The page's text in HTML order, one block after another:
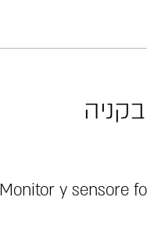
Monitor y sensore